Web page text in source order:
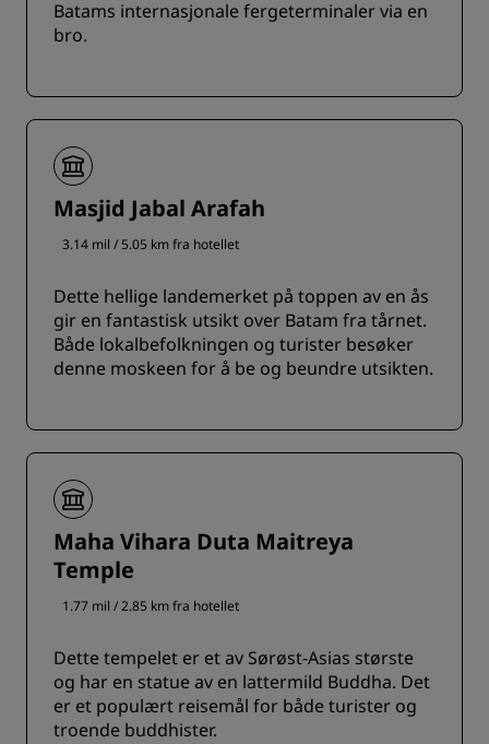
Batams internasjonale fergeterminaler via en
bro.
Masjid Jabal Arafah
3.14 mil / 5.05 km fra hotellet
Dette hellige landemerket på toppen av en ås
gir en fantastisk utsikt over Batam fra tårnet.
Både lokalbefolkningen og turister besøker
denne moskeen for å be og beundre utsikten.
Maha Vihara Duta Maitreya
Temple
1.77 mil / 2.85 km fra hotellet
Dette tempelet er et av Sørøst-Asias største
og har en statue av en lattermild Buddha. Det
er et populært reisemål for både turister og
troende buddhister.